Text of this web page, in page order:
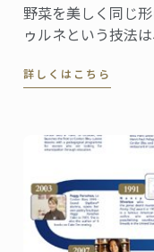
野菜を美しく同じ
ゥルネという技法
ネはこのような形に
詳しくはこちら